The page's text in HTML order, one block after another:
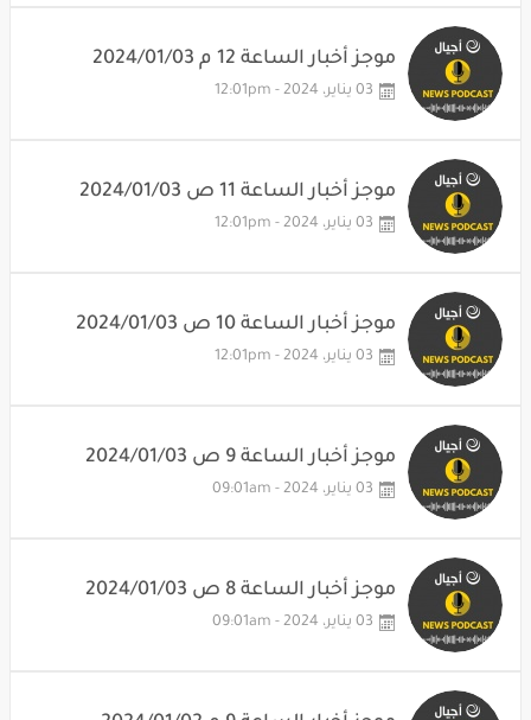
موجز أخبار الساعة 12 م 2024/01/03
03 يناير، 2024 - 12:01pm
موجز أخبار الساعة 11 ص 2024/01/03
03 يناير، 2024 - 12:01pm
موجز أخبار الساعة 10 ص 2024/01/03
03 يناير، 2024 - 12:01pm
موجز أخبار الساعة 9 ص 2024/01/03
03 يناير، 2024 - 09:01am
موجز أخبار الساعة 8 ص 2024/01/03
03 يناير، 2024 - 09:01am